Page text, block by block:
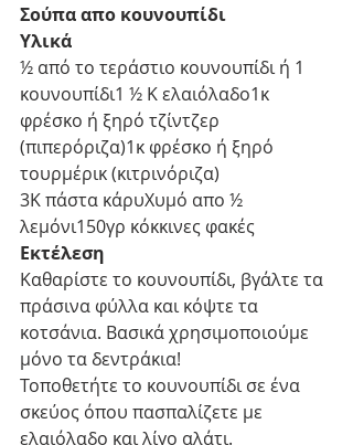
Σούπα απο κουνουπίδι
Υλικά
½ από το τεράστιο κουνουπίδι ή 1
κουνουπίδι1 ½ Κ ελαιόλαδο1κ
φρέσκο ή ξηρό τζίντζερ
(πιπερόριζα)1κ φρέσκο ή ξηρό
τουρμέρικ (κιτρινόριζα)
3Κ πάστα κάρυΧυμό απο ½
λεμόνι150γρ κόκκινες φακές
Εκτέλεση
Καθαρίστε το κουνουπίδι, βγάλτε τα
πράσινα φύλλα και κόψτε τα
κοτσάνια. Βασικά χρησιμοποιούμε
μόνο τα δεντράκια!
Τοποθετήτε το κουνουπίδι σε ένα
σκεύος όπου πασπαλίζετε με
ελαιόλαδο και λίγο αλάτι.